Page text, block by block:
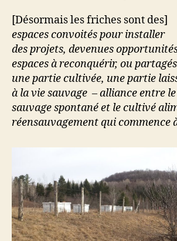
[Désormais les friches sont des]
espaces convoités pour installer
des projets, devenues
espaces à reconquérir, ou partagés
une partie cultivée, une partie
à la vie sauvage – alliance entre le
sauvage spontané et le cultivé
réensauvagement qui commence